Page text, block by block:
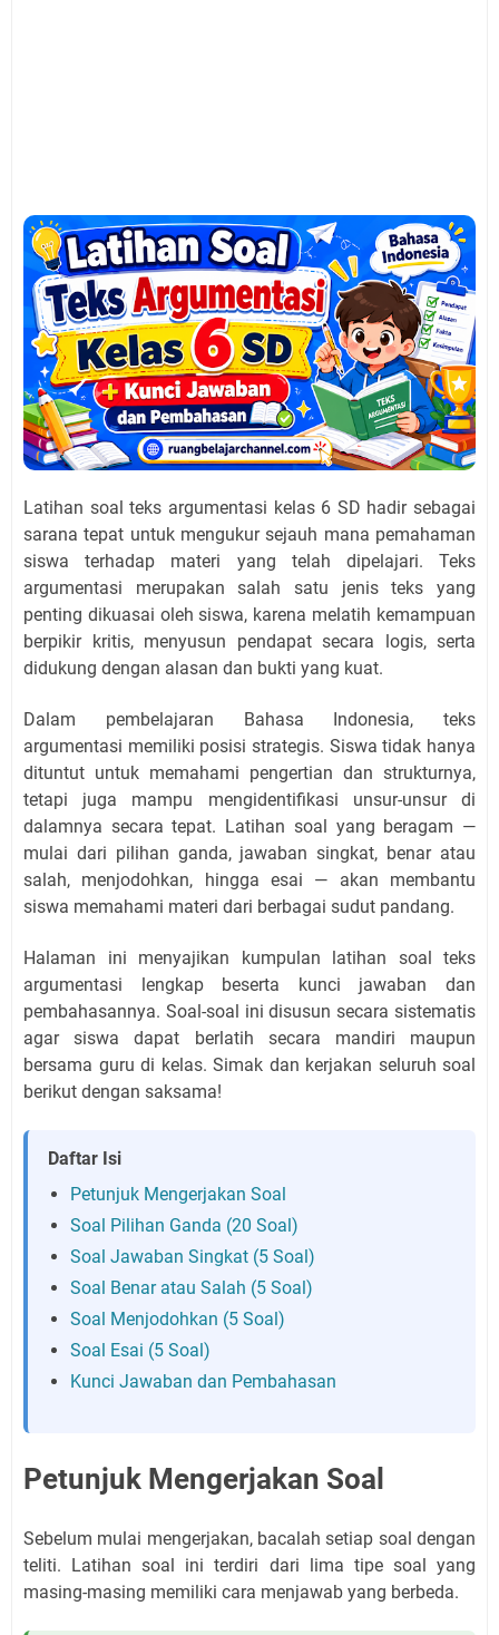
Latihan soal teks argumentasi kelas 6 SD hadir sebagai
sarana tepat untuk mengukur sejauh mana pemahaman
siswa terhadap materi yang telah dipelajari. Teks
argumentasi merupakan salah satu jenis teks yang
penting dikuasai oleh siswa, karena melatih kemampuan
berpikir kritis, menyusun pendapat secara logis, serta
didukung dengan alasan dan bukti yang kuat.
Dalam pembelajaran Bahasa Indonesia, teks
argumentasi memiliki posisi strategis. Siswa tidak hanya
dituntut untuk memahami pengertian dan strukturnya,
tetapi juga mampu mengidentifikasi unsur-unsur di
dalamnya secara tepat. Latihan soal yang beragam —
mulai dari pilihan ganda, jawaban singkat, benar atau
salah, menjodohkan, hingga esai — akan membantu
siswa memahami materi dari berbagai sudut pandang.
Halaman ini menyajikan kumpulan latihan soal teks
argumentasi lengkap beserta kunci jawaban dan
pembahasannya. Soal-soal ini disusun secara sistematis
agar siswa dapat berlatih secara mandiri maupun
bersama guru di kelas. Simak dan kerjakan seluruh soal
berikut dengan saksama!
Daftar Isi
Petunjuk Mengerjakan Soal
Soal Pilihan Ganda (20 Soal)
Soal Jawaban Singkat (5 Soal)
Soal Benar atau Salah (5 Soal)
Soal Menjodohkan (5 Soal)
Soal Esai (5 Soal)
Kunci Jawaban dan Pembahasan
Petunjuk Mengerjakan Soal
Sebelum mulai mengerjakan, bacalah setiap soal dengan
teliti. Latihan soal ini terdiri dari lima tipe soal yang
masing-masing memiliki cara menjawab yang berbeda.